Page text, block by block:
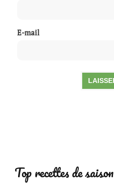
E-mail
Top recettes de saison